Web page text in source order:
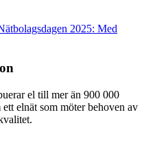
2025: Med
el till mer än 900 000
elnät som möter behoven av